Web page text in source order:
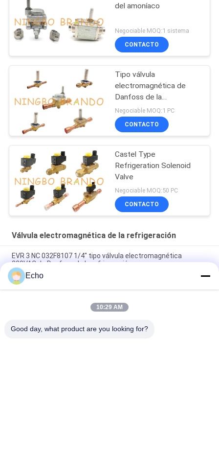
del amoníaco
Negociable MOQ:1 sistema
CONTACTO
Tipo válvula
electromagnética de
Danfoss de la
refrigeración
Negociable MOQ:1 PC
CONTACTO
Castel Type
Refrigeration Solenoid
Valve
Negociable MOQ:50 PC
CONTACTO
Válvula electromagnética de la refrigeración
EVR 3 NC 032F8107 1/4" tipo válvula electromagnética
220VAC de Danfoss de la refrigeración
EVR 3 NC 032F1204 3/8" tipo válvula electromagnética 220V
de Danfoss de la refrigeración
EVR 6 NC 032F8072 3/8" tipo refrigeración 220V de Danfoss de
Echo
10:29 AM
Good day, what product are you looking for?